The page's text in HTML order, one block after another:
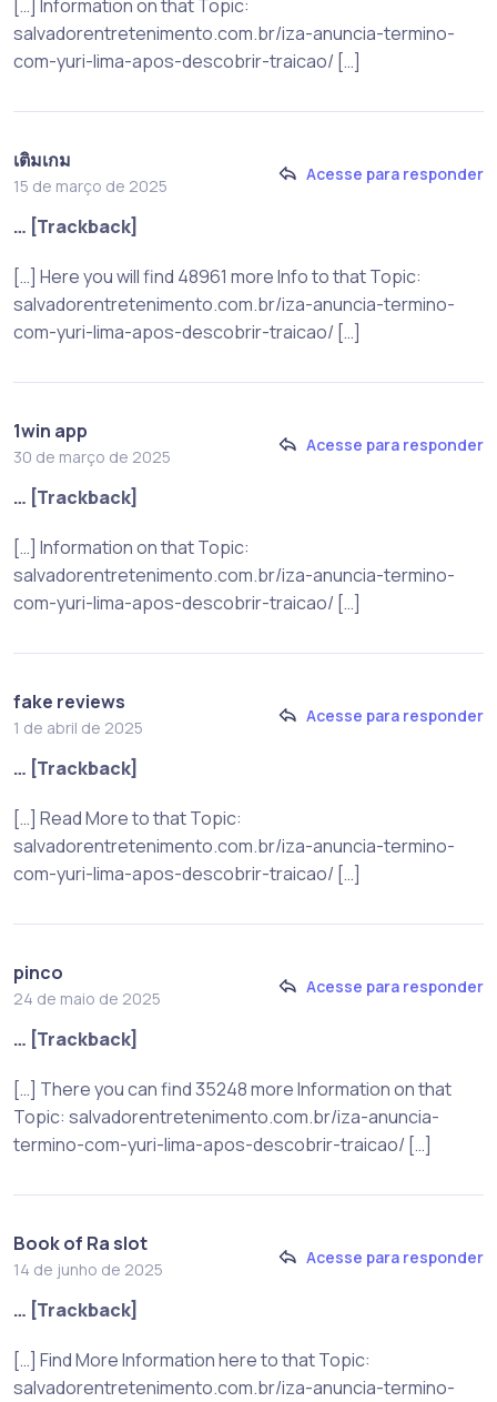
[…] Information on that Topic:
salvadorentretenimento.com.br/iza-anuncia-termino-
com-yuri-lima-apos-descobrir-traicao/ […]
เติมเกม
15 de março de 2025
Acesse para responder
… [Trackback]
[…] Here you will find 48961 more Info to that Topic:
salvadorentretenimento.com.br/iza-anuncia-termino-
com-yuri-lima-apos-descobrir-traicao/ […]
1win app
30 de março de 2025
Acesse para responder
… [Trackback]
[…] Information on that Topic:
salvadorentretenimento.com.br/iza-anuncia-termino-
com-yuri-lima-apos-descobrir-traicao/ […]
fake reviews
1 de abril de 2025
Acesse para responder
… [Trackback]
[…] Read More to that Topic:
salvadorentretenimento.com.br/iza-anuncia-termino-
com-yuri-lima-apos-descobrir-traicao/ […]
pinco
24 de maio de 2025
Acesse para responder
… [Trackback]
[…] There you can find 35248 more Information on that
Topic: salvadorentretenimento.com.br/iza-anuncia-
termino-com-yuri-lima-apos-descobrir-traicao/ […]
Book of Ra slot
14 de junho de 2025
Acesse para responder
… [Trackback]
[…] Find More Information here to that Topic:
salvadorentretenimento.com.br/iza-anuncia-termino-